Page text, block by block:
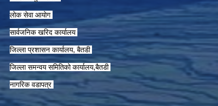
लाेक सेवा आयाेग
सार्वजनिक खरिद कार्यालय
जिल्ला प्रशासन कार्यालय, बैतडी
जिल्ला समन्वय समितिको कार्यालय,बैतडी
नागरिक वडापत्र